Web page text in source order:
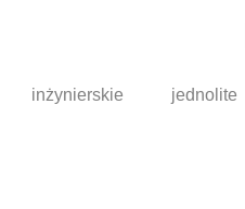
inżynierskie jednolite